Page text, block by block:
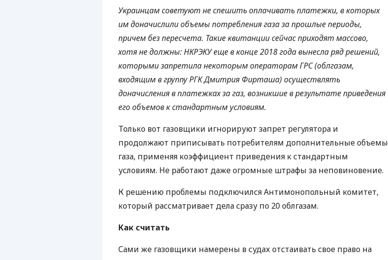
Украинцам советуют не спешить оплачивать платежки, в которых
им доначислили объемы потребления газа за прошлые периоды,
причем без пересчета. Такие квитанции сейчас приходят массово,
хотя не должны:НКРЭКУеще в конце 2018 года вынесла ряд решений,
которыми запретила некоторым операторамГРС(облгазам,
входящим в группуРГКДмитрия Фирташа) осуществлять
доначисления в платежках за газ, возникшие в результате приведения
его объемов к стандартным условиям.
Только вот газовщики игнорируют запрет регулятора и
продолжают приписывать потребителям дополнительные объемы
газа, применяя коэффициент приведения к стандартным
условиям. Не работают даже огромные штрафы за неповиновение.
К решению проблемы подключился Антимонопольный комитет,
который рассматривает дела сразу по 20 облгазам.
Как считать
Сами же газовщики намерены в судах отстаивать свое право на